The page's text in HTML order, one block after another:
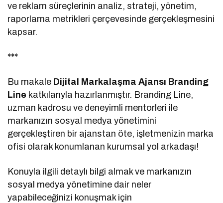
ve reklam süreçlerinin analiz, strateji, yönetim,
raporlama metrikleri çerçevesinde gerçekleşmesini
kapsar.
***
Bu makale Dijital Markalaşma Ajansı Branding
Line katkılarıyla hazırlanmıştır. Branding Line,
uzman kadrosu ve deneyimli mentorleri ile
markanızın sosyal medya yönetimini
gerçekleştiren bir ajanstan öte, işletmenizin marka
ofisi olarak konumlanan kurumsal yol arkadaşı!
Konuyla ilgili detaylı bilgi almak ve markanızın
sosyal medya yönetimine dair neler
yapabileceğinizi konuşmak için